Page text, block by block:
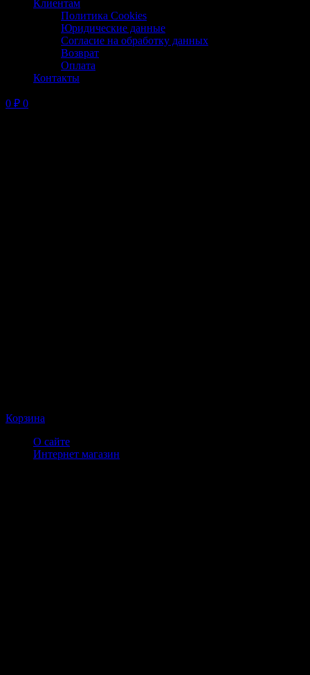
Клиентам
Политика Cookies
Юридические данные
Согласие на обработку данных
Возврат
Оплата
Контакты
0 ₽ 0
Корзина
О сайте
Интернет магазин